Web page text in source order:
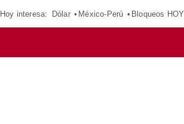
Hoy interesa: Dólar México-Perú Bloqueos HOY